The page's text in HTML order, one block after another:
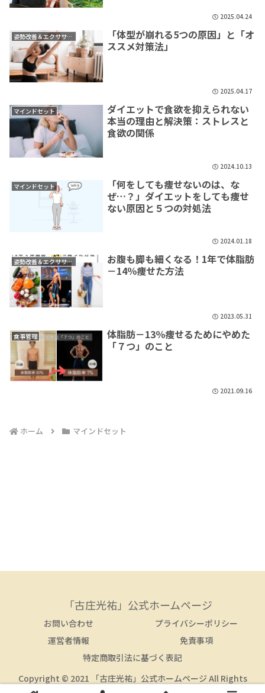
2025.04.24
姿勢改善＆エクササイズ
「体型が崩れる5つの原因」と「オ
ススメ対策法」
2025.04.17
マインドセット
ダイエットで食欲を抑えられない
本当の理由と解決策：ストレスと
食欲の関係
2024.10.13
マインドセット
「何をしても痩せないのは、な
ぜ…？」ダイエットをしても痩せ
ない原因と５つの対処法
2024.01.18
姿勢改善＆エクササイズ
お腹も脚も細くなる！1年で体脂肪
－14％痩せた方法
2023.05.31
食事管理
体脂肪－13％痩せるためにやめた
「７つ」のこと
2021.09.16
ホーム マインドセット
「古庄光祐」公式ホームページ
お問い合わせ
プライバシーポリシー
運営者情報
免責事項
特定商取引法に基づく表記
Copyright © 2021 「古庄光祐」公式ホームページ All Rights